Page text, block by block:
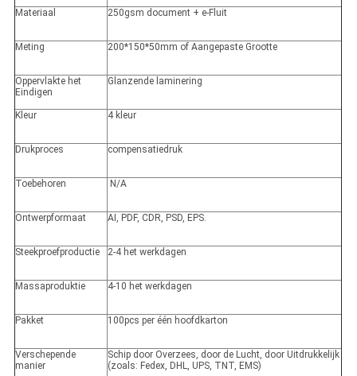
Materiaal 250gsm document + e-Fluit
Meting 200*150*50mm of Aangepaste Grootte
Oppervlakte het
Eindigen
Glanzende laminering
Kleur 4 kleur
Drukproces compensatiedruk
Toebehoren N/A
Ontwerpformaat AI, PDF, CDR, PSD, EPS.
Steekproefproductie 2-4 het werkdagen
Massaproduktie 4-10 het werkdagen
Pakket 100pcs per één hoofdkarton
Verschepende
manier
Schip door Overzees, door de Lucht, door Uitdrukkelijk
(zoals: Fedex, DHL, UPS, TNT, EMS)